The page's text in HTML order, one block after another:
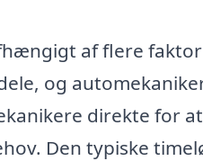
af flere
og
direkte for
Den typiske